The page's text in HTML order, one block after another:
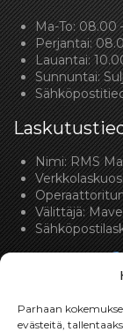
Parhaan
evästeitä,
Ma-To: 08.00
Perjantai:
Lauantai:
Sunnuntai:
Nimi: RMS
Välittäjä: